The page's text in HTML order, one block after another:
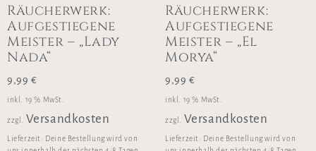
Räucherwerk:
Aufgestiegene
Meister – „Lady
Nada“
9,99 €
inkl. 19 % MwSt.
zzgl. Versandkosten
Lieferzeit: Deine Bestellung wird von
Räucherwerk:
Aufgestiegene
Meister – „El
Morya“
9,99 €
inkl. 19 % MwSt.
zzgl. Versandkosten
Lieferzeit: Deine Bestellung wird von